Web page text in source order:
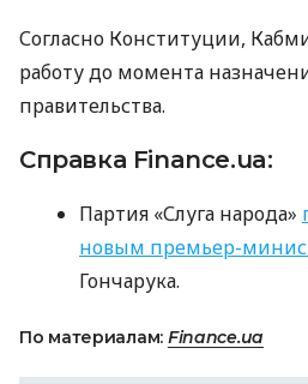
Согласно Конституции,
работу до момента
правительства.
Справка Finance.ua:
Партия «Слуга народа»
новым премьер-
Гончарука.
По материалам: Finance.ua